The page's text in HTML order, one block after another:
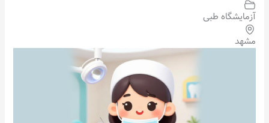
آزمایشگاه طبی
مشهد